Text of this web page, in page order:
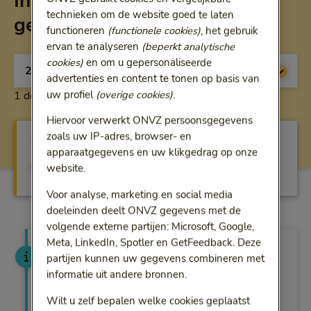
gehandicaptenzorg
1 download weergegeven
Zorginkoopbeleid ZG 2026 - 2027
Download
Zorginkoop 2027
ONVZ is een strategische samenwerking
technieken om de website goed te laten
functioneren (functionele cookies), het gebruik
ervan te analyseren (beperkt analytische
cookies)en om u gepersonaliseerde
advertenties en content te tonen op basis van
uw profiel (overige cookies).
Hiervoor verwerkt ONVZ persoonsgegevens
zoals uw IP-adres, browser- en
apparaatgegevens en uw klikgedrag op onze
website.
Voor analyse, marketing en social media
doeleinden deelt ONVZ gegevens met de
volgende externe partijen: Microsoft, Google,
Meta, LinkedIn, Spotler en GetFeedback. Deze
partijen kunnen uw gegevens combineren met
informatie uit andere bronnen.
Wilt u zelf bepalen welke cookies geplaatst